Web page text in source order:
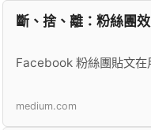
斷、捨、離：粉絲團
Facebook 粉絲團貼文在
medium.com